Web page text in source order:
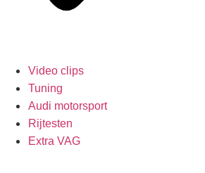
Video clips
Tuning
Audi motorsport
Rijtesten
Extra VAG